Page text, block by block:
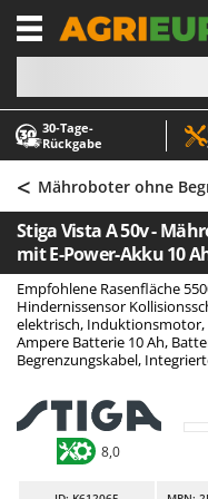
30‑Tage-
Rückgabe
-1
A
Abfüllgeräte
Akku
Akku Gras- und
Akku-Stichsägen
Alu-
Aschesauger
A
ABAC
AgriEuro Premium
AgriEuro TOP-LINE
AGT
Aima
Airmec
AL-KO
Alce
Alpina
< Mähroboter ohne
Stiga Vista A 50v -
mit E-Power-Akku 10
Empfohlene Rasenfläche
Hindernissensor
elektrisch, Induktionsmotor,
Ampere Batterie 10 Ah,
Begrenzungskabel,
8,0